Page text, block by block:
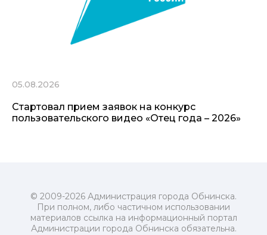
05.08.2026
Стартовал прием заявок на конкурс
пользовательского видео «Отец года – 2026»
© 2009-2026 Администрация города Обнинска.
При полном, либо частичном использовании
материалов ссылка на информационный портал
Администрации города Обнинска обязательна.